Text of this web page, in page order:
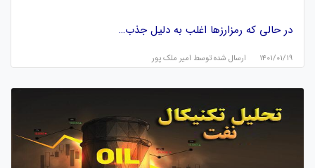
در حالی که رمزارزها اغلب به دلیل جذب…
۱۴۰۱/۰۱/۱۹ ارسال شده توسط امیر ملک پور